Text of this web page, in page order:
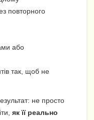
повторного
або
так, щоб не
не просто
як її реально